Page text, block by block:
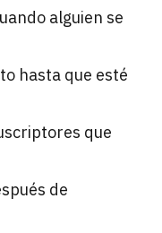
alguien se
hasta que esté
que
de